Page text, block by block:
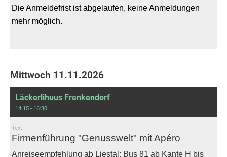
Die Anmeldefrist ist abgelaufen, keine Anmeldungen
mehr möglich.
Mittwoch 11.11.2026
Läckerlihuus Frenkendorf
14:15 - 16:30
Text
Firmenführung "Genusswelt" mit Apéro
Anreiseempfehlung ab Liestal: Bus 81 ab Kante H bis